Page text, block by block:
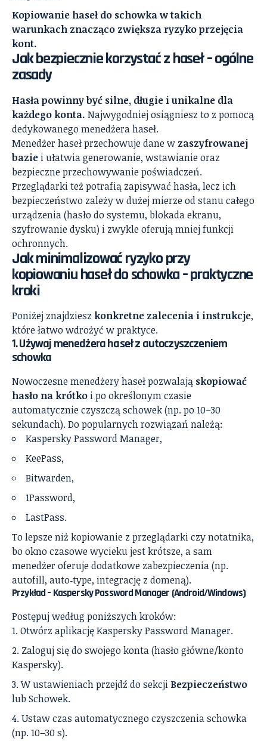
Kopiowanie haseł do schowka w takich
warunkach znacząco zwiększa ryzyko przejęcia
kont.
Jak bezpiecznie korzystać z haseł – ogólne
zasady
Hasła powinny być silne, długie i unikalne dla
każdego konta. Najwygodniej osiągniesz to z pomocą
dedykowanego menedżera haseł.
Menedżer haseł przechowuje dane w zaszyfrowanej
bazie i ułatwia generowanie, wstawianie oraz
bezpieczne przechowywanie poświadczeń.
Przeglądarki też potrafią zapisywać hasła, lecz ich
bezpieczeństwo zależy w dużej mierze od stanu całego
urządzenia (hasło do systemu, blokada ekranu,
szyfrowanie dysku) i zwykle oferują mniej funkcji
ochronnych.
Jak minimalizować ryzyko przy
kopiowaniu haseł do schowka – praktyczne
kroki
Poniżej znajdziesz konkretne zalecenia i instrukcje,
które łatwo wdrożyć w praktyce.
1. Używaj menedżera haseł z autoczyszczeniem
schowka
Nowoczesne menedżery haseł pozwalają skopiować
hasło na krótko i po określonym czasie
automatycznie czyszczą schowek (np. po 10–30
sekundach). Do popularnych rozwiązań należą:
Kaspersky Password Manager,
KeePass,
Bitwarden,
1Password,
LastPass.
To lepsze niż kopiowanie z przeglądarki czy notatnika,
bo okno czasowe wycieku jest krótsze, a sam
menedżer oferuje dodatkowe zabezpieczenia (np.
autofill, auto‑type, integrację z domeną).
Przykład – Kaspersky Password Manager (Android/Windows)
Postępuj według poniższych kroków:
Otwórz aplikację Kaspersky Password Manager.
Zaloguj się do swojego konta (hasło główne/konto
Kaspersky).
W ustawieniach przejdź do sekcji Bezpieczeństwo
lub Schowek.
Ustaw czas automatycznego czyszczenia schowka
(np. 10–30 s).